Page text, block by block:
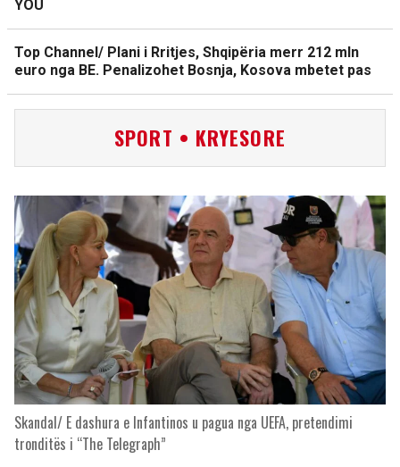
YOU
Top Channel/ Plani i Rritjes, Shqipëria merr 212 mln
euro nga BE. Penalizohet Bosnja, Kosova mbetet pas
SPORT • KRYESORE
Skandal/ E dashura e Infantinos u pagua nga UEFA, pretendimi
tronditës i “The Telegraph”